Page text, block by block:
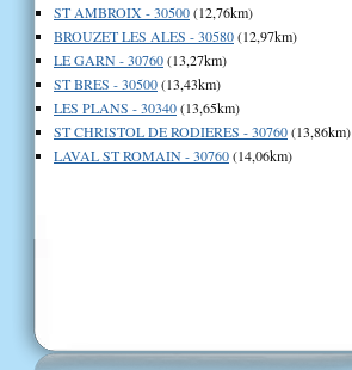
ST AMBROIX - 30500(12,76km)
BROUZET LES ALES - 30580(12,97km)
LE GARN - 30760(13,27km)
ST BRES - 30500(13,43km)
LES PLANS - 30340(13,65km)
ST CHRISTOL DE RODIERES - 30760(13,86km)
LAVAL ST ROMAIN - 30760(14,06km)